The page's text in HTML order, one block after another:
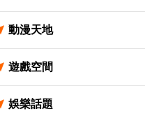
動漫天地
遊戲空間
娛樂話題